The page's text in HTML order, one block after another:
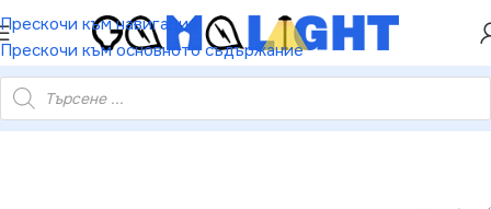
Прескочи към навигация
Прескочи към основното съдържание
НАМАЛЕНИЕ ОТ 5%
23610 Разпределително табло от серия KDB KDB KDB-S06T